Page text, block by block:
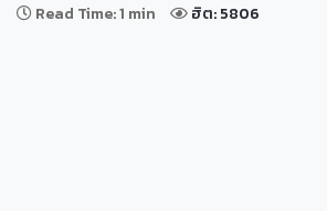
Read Time: 1 min ฮิต: 5806